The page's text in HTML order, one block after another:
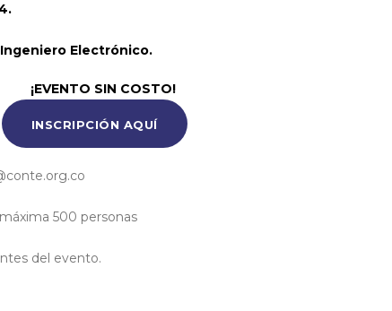
Ingeniero Electrónico.
¡EVENTO SIN COSTO!
INSCRIPCIÓN AQUÍ
500 personas
del evento.